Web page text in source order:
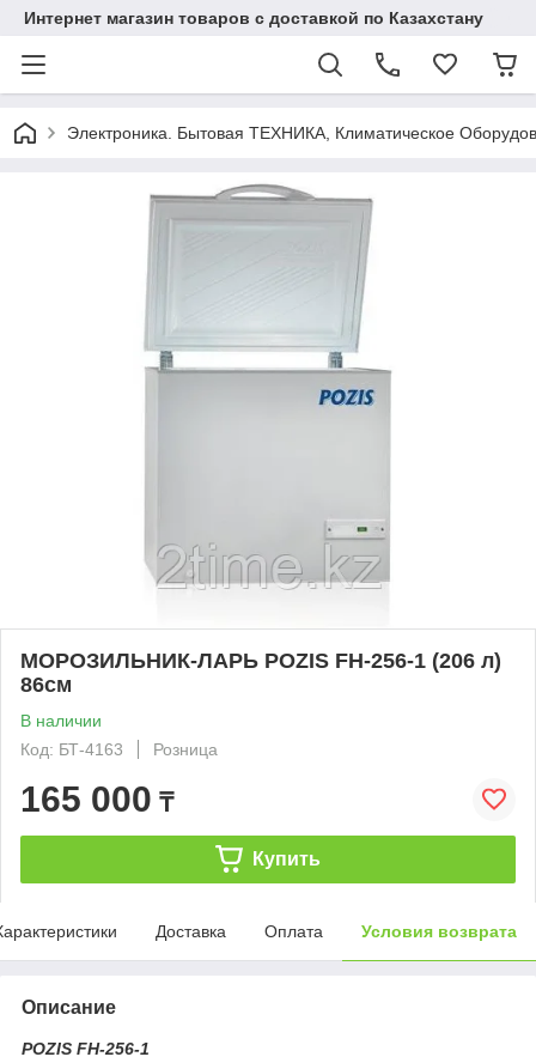
Интернет магазин товаров с доставкой по Казахстану
Электроника. Бытовая ТЕХНИКА, Климатическое
МОРОЗИЛЬНИК-ЛАРЬ POZIS FH-256-1 (206 л)
86см
В наличии
Код: БТ-4163
Розница
165 000 ₸
Купить
Доставка Оплата Условия возврата
Описание
POZIS FH-256-1